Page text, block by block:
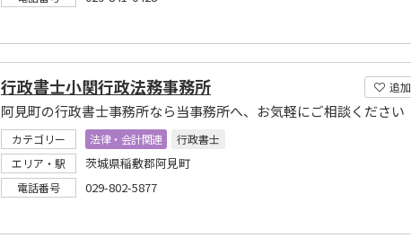
追加
行政書士小関行政法務事務所
阿見町の行政書士事務所なら当事務所へ、お気軽にご相談ください
カテゴリー 法律・会計関連
行政書士
エリア・駅
茨城県稲敷郡阿見町
電話番号 029-802-5877